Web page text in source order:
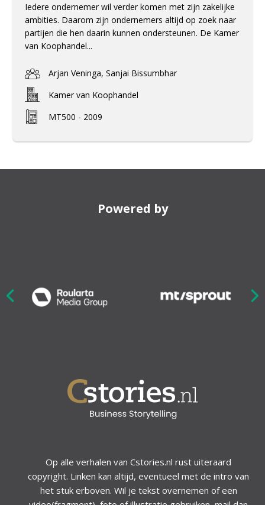
Iedere ondernemer wil verder komen met zijn zakelijke
ambities. Daarom zijn ondernemers altijd op zoek naar
partijen die hen daarin kunnen ondersteunen. De Kamer
van Koophandel...
Arjan Veninga, Sanjai Bissumbhar
Kamer van Koophandel
MT500 - 2009
Powered by
Op alle verhalen van Cstories.nl rust uiteraard
copyright. Linken kan altijd, eventueel met de intro van
het stuk erboven. Wil je tekst overnemen of een